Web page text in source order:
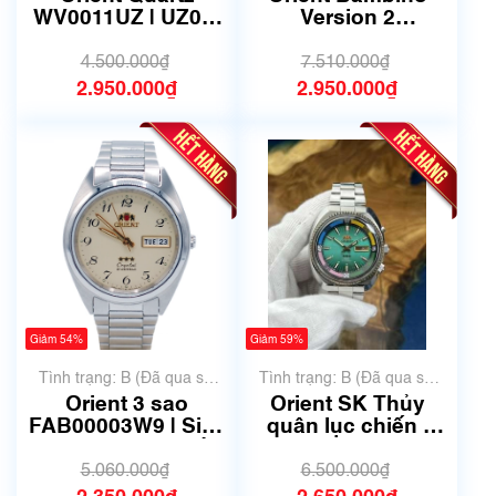
WV0011UZ | UZ00-
Mã số 6422
4.500.000₫
2.950.000₫
không có xước)
Version 2
40.5mm | mã số
6491
7.510.000₫
2.950.000₫
Giảm 54%
Tình trạng: B (Đã qua sử
dụng, hàng đẹp, có chút
xước dăm)
Orient 3 sao
FAB00003W9 | Size
6360
5.060.000₫
Giảm 59%
Tình trạng: B (Đã qua sử
dụng, hàng đẹp, có chút
xước dăm)
Orient SK Thủy
quân lục chiến |
44mm | Mã số 6174
6.500.000₫